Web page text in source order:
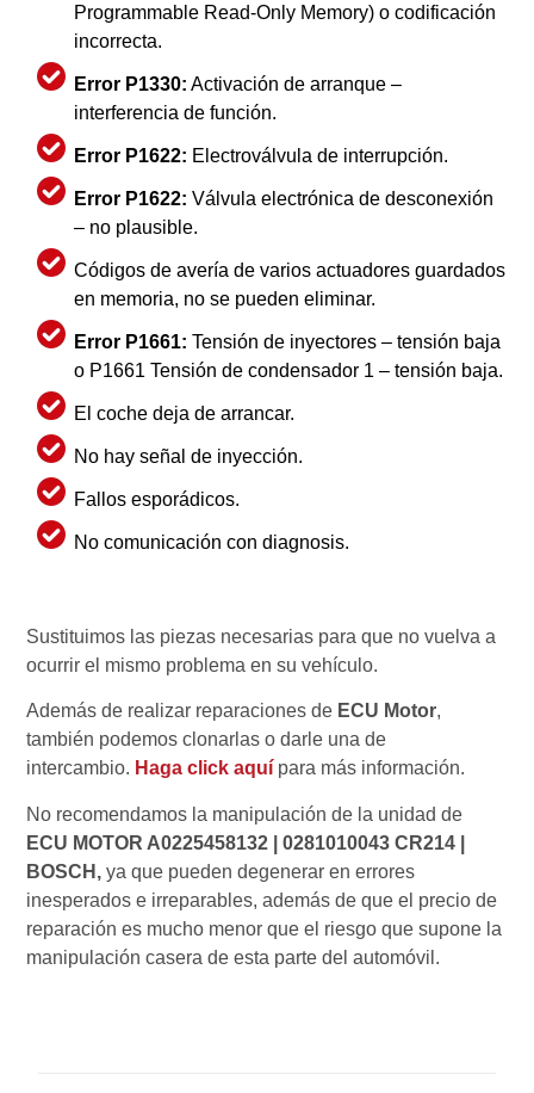
Programmable Read-Only Memory) o codificación
incorrecta.
Error P1330: Activación de arranque –
interferencia de función.
Error P1622: Electroválvula de interrupción.
Error P1622: Válvula electrónica de desconexión
– no plausible.
Códigos de avería de varios actuadores guardados
en memoria, no se pueden eliminar.
Error P1661: Tensión de inyectores – tensión baja
o P1661 Tensión de condensador 1 – tensión baja.
El coche deja de arrancar.
No hay señal de inyección.
Fallos esporádicos.
No comunicación con diagnosis.
Sustituimos las piezas necesarias para que no vuelva a
ocurrir el mismo problema en su vehículo.
Además de realizar reparaciones de ECU Motor,
también podemos clonarlas o darle una de
intercambio. Haga click aquí para más información.
No recomendamos la manipulación de la unidad de
ECU MOTOR A0225458132 | 0281010043 CR214 |
BOSCH, ya que pueden degenerar en errores
inesperados e irreparables, además de que el precio de
reparación es mucho menor que el riesgo que supone la
manipulación casera de esta parte del automóvil.